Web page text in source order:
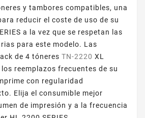
y tambores compatibles, una
reducir el coste de uso de su
a la vez que se respetan las
para este modelo. Las
de 4 tóneres TN-2220 XL
reemplazos frecuentes de su
con regularidad
Elija el consumible mejor
de impresión y a la frecuencia